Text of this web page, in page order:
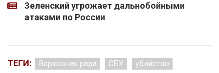
Зеленский угрожает дальнобойными
атаками по России
ТЕГИ: Верховная рада СБУ убийство